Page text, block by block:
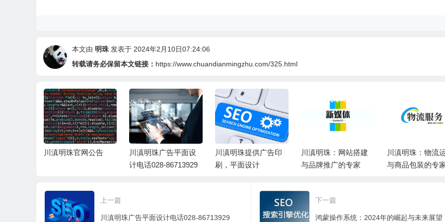
本文由 明珠 发表于 2024年2月10日07:24:06
转载请务必保留本文链接： https://www.chuandianmingzhu.com/325.html
川滇明珠官网公告
川滇明珠广告平面设
计电话028-86713929
川滇明珠提供广告印
刷，平面设计
川滇明珠：网站搭建
与品牌推广的专家
川滇明珠：物流
与商品包装的专
上一篇
川滇明珠广告平面设计电话028-86713929
下一篇
鸿蒙操作系统：2024年的崛起与未来展望